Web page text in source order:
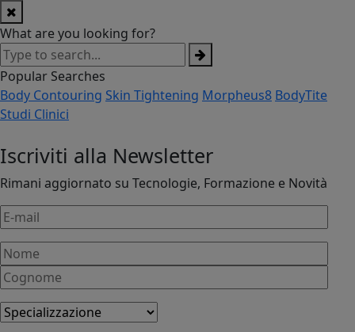
What are you looking for?
Popular Searches
Body Contouring Skin Tightening Morpheus8 BodyTite
Studi Clinici
Iscriviti alla Newsletter
Rimani aggiornato su Tecnologie, Formazione e Novità